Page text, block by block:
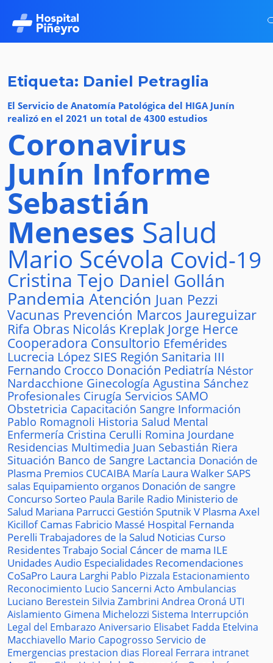
Etiqueta: Daniel Petraglia
El Servicio de Anatomía Patológica del HIGA Junín
realizó en el 2021 un total de 4300 estudios
Coronavirus
Junín Informe
Sebastián
Meneses Salud
Mario Scévola Covid-19
Cristina Tejo Daniel Gollán
Pandemia Atención Juan Pezzi
Vacunas Prevención Marcos Jaureguizar
Rifa Obras Nicolás Kreplak Jorge Herce
Cooperadora Consultorio Efemérides
Lucrecia López SIES Región Sanitaria III
Fernando Crocco Donación Pediatría Néstor
Nardacchione Ginecología Agustina Sánchez
Profesionales Cirugía Servicios SAMO
Obstetricia Capacitación Sangre Información
Pablo Romagnoli Historia Salud Mental
Enfermería Cristina Cerulli Romina Jourdane
Residencias Multimedia Juan Sebastián Riera
Situación Banco de Sangre Lactancia Donación de
Plasma Premios CUCAIBA María Laura WalkerSAPS
salas Equipamiento organos Donación de sangre
ConcursoSorteo Paula Barile Radio Ministerio de
Salud Mariana Parrucci Gestión Sputnik V Plasma Axel
KicillofCamas Fabricio Massé Hospital Fernanda
Perelli Trabajadores de la Salud Noticias Curso
ResidentesTrabajo Social Cáncer de mama ILE
UnidadesAudio Especialidades Recomendaciones
CoSaPro Laura Larghi Pablo Pizzala Estacionamiento
Reconocimiento Lucio Sancerni Acto Ambulancias
Luciano Berestein Silvia Zambrini Andrea Oroná UTI
Aislamiento Gimena Michelozzi Sistema Interrupción
Legal del Embarazo Aniversario Elisabet Fadda Etelvina
Macchiavello Mario Capogrosso Servicio de
Emergencias prestacion dias Floreal Ferrara intranet